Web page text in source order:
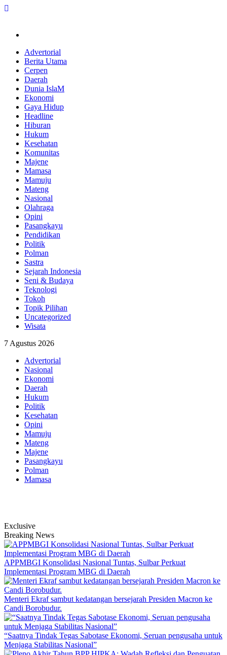
Skip
Advertorial
Berita Utama
Cerpen
Daerah
Dunia IslaM
Ekonomi
Gaya Hidup
Headline
Hiburan
Hukum
Kesehatan
Komunitas
Majene
Mamasa
Mamuju
Mateng
Nasional
Olahraga
Opini
Pasangkayu
Pendidikan
Politik
Polman
Sastra
Sejarah Indonesia
Seni & Budaya
Teknologi
Tokoh
Topik Pilihan
Uncategorized
Wisata
7 Agustus 2026
Advertorial
Nasional
Ekonomi
Daerah
Hukum
Politik
Kesehatan
Opini
Mamuju
Mateng
Majene
Pasangkayu
Polman
Mamasa
Exclusive
Breaking News
APPMBGI Konsolidasi Nasional Tuntas, Sulbar Perkuat
Implementasi Program MBG di Daerah
Menteri Ekraf sambut kedatangan bersejarah Presiden Macron ke
Candi Borobudur.
“Saatnya Tindak Tegas Sabotase Ekonomi, Seruan pengusaha untuk
Menjaga Stabilitas Nasional”